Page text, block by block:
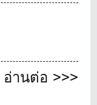
อ่านต่อ >>>